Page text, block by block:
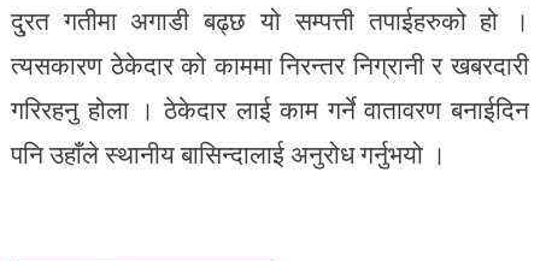
दु्रत गतीमा अगाडी बढ्छ यो सम्पत्ती तपाईहरुको हो ।
त्यसकारण ठेकेदार को काममा निरन्तर निग्रानी र खबरदारी
गरिरहनु होला । ठेकेदार लाई काम गर्ने वातावरण बनाईदिन
पनि उहाँले स्थानीय बासिन्दालाई अनुरोध गर्नुभयो ।